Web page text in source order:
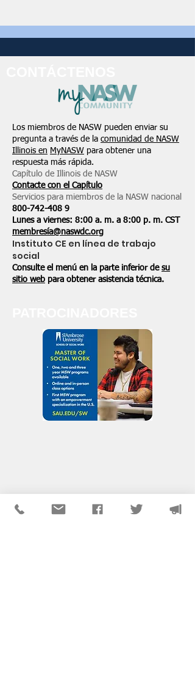
Los miembros de NASW pueden enviar su
pregunta a través de la comunidad de NASW
Illinois en MyNASW para obtener una
respuesta más rápida.
Capítulo de Illinois de NASW
Contacte con el Capítulo
Servicios para miembros de la NASW nacional
800-742-408 9
Lunes a viernes: 8:00 a. m. a 8:00 p. m. CST
membresía@naswdc.org
Instituto CE en línea de trabajo
social
Consulte el menú en la parte inferior de su
sitio web para obtener asistencia técnica.